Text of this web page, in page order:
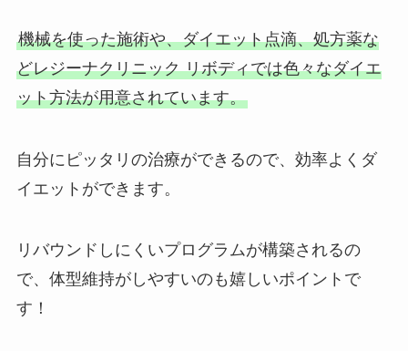
機械を使った施術や、ダイエット点滴、処方薬な
どレジーナクリニック リボディでは色々なダイエ
ット方法が用意されています。
自分にピッタリの治療ができるので、効率よくダ
イエットができます。
リバウンドしにくいプログラムが構築されるの
で、体型維持がしやすいのも嬉しいポイントで
す！